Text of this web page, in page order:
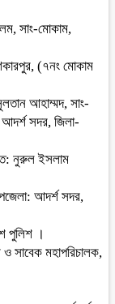
সাং-মোকাম,
(৭নং মোকাম
আহাম্মদ, সাং-
আদর্শ সদর, জিলা-
নুরুল ইসলাম
আদর্শ সদর,
পুলিশ ।
সাবেক মহাপরিচালক,